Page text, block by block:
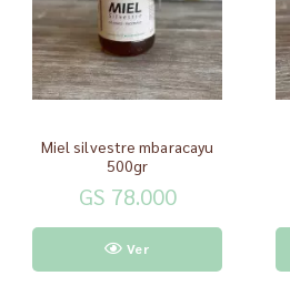
Miel silvestre mbaracayu
500gr
GS 78.000
Ver